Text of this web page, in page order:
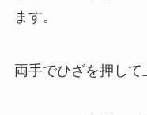
ます。
両手でひざを押して